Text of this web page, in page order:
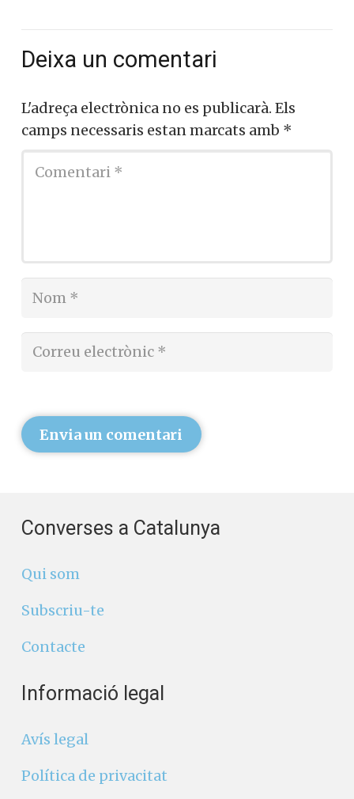
Deixa un comentari
L'adreça electrònica no es publicarà. Els
camps necessaris estan marcats amb *
Envia un comentari
Converses a Catalunya
Qui som
Subscriu-te
Contacte
Informació legal
Avís legal
Política de privacitat